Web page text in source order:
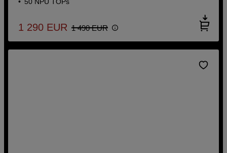
1 290 EUR 1 490 EUR